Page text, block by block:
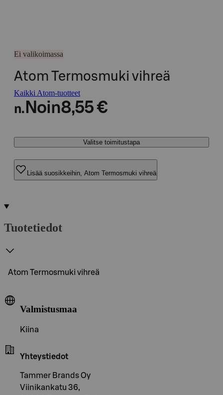
Ei valikoimassa
Atom Termosmuki vihreä
Kaikki Atom-tuotteet
n. Noin8,55 €
Valitse toimitustapa
Lisää suosikkeihin, Atom Termosmuki vihreä
Tuotetiedot
Atom Termosmuki vihreä
Valmistusmaa
Kiina
Yhteystiedot
Tammer Brands Oy
Viinikankatu 36,